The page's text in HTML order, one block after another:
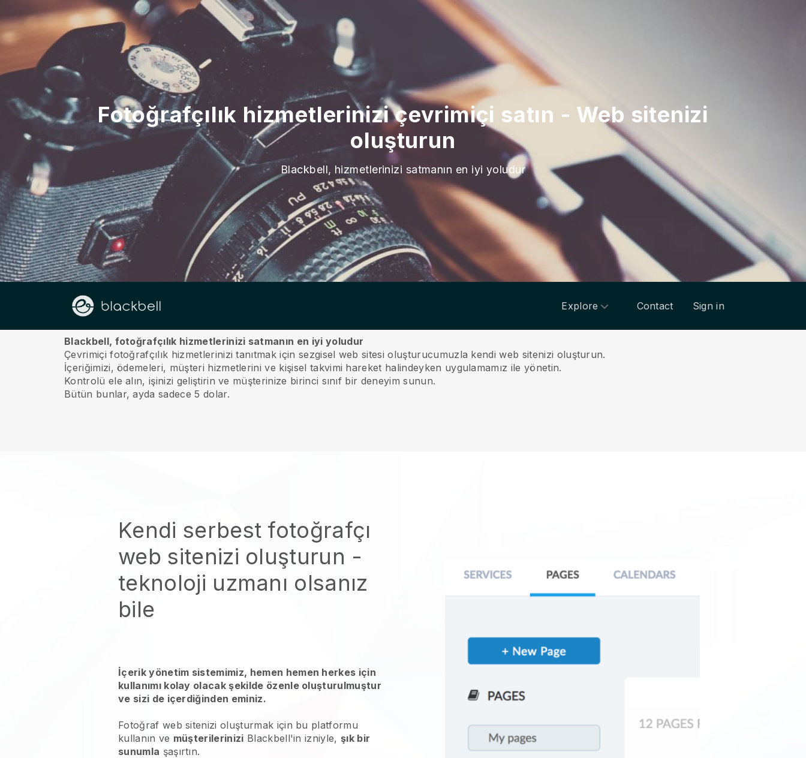
Fotoğrafçılık hizmetlerinizi çevrimiçi satın - Web sitenizi
oluşturun
Blackbell, hizmetlerinizi satmanın en iyi yoludur
Explore Contact Sign in
Hakkımızda
Blackbell, fotoğrafçılık hizmetlerinizi satmanın en iyi yoludur
Çevrimiçi fotoğrafçılık hizmetlerinizi tanıtmak için sezgisel web sitesi oluşturucumuzla kendi web sitenizi oluşturun.
İçeriğimizi, ödemeleri, müşteri hizmetlerini ve kişisel takvimi hareket halindeyken uygulamamız ile yönetin.
Kontrolü ele alın, işinizi geliştirin ve müşterinize birinci sınıf bir deneyim sunun.
Bütün bunlar, ayda sadece 5 dolar.
Kendi serbest fotoğrafçı
web sitenizi oluşturun -
teknoloji uzmanı olsanız
bile
İçerik yönetim sistemimiz, hemen hemen herkes için
kullanımı kolay olacak şekilde özenle oluşturulmuştur
ve sizi de içerdiğinden eminiz.
Fotoğraf web sitenizi oluşturmak için bu platformu
kullanın ve müşterilerinizi Blackbell'in izniyle,şık bir
sunumla şaşırtın.